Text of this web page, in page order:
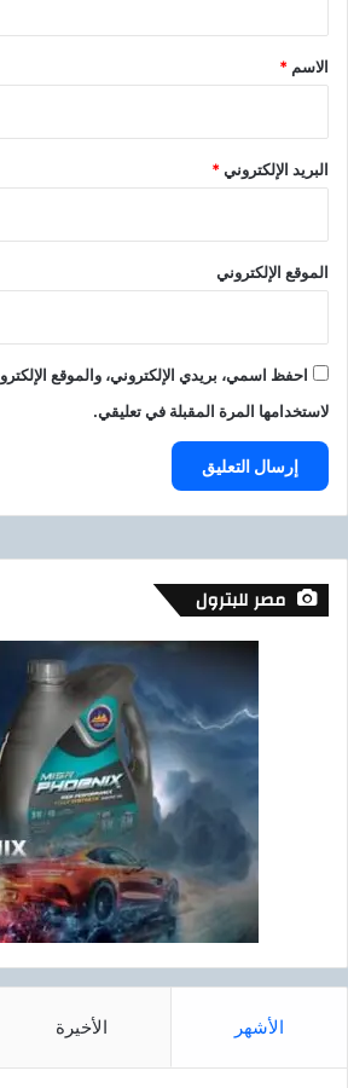
*
الاسم *
البريد الإلكتروني*
الموقع الإلكتروني
احفظ اسمي، بريدي الإلكتروني، والموقع
لاستخدامها المرة المقبلة في تعليقي.
مصر للبترول
الأشهر الأخيرة